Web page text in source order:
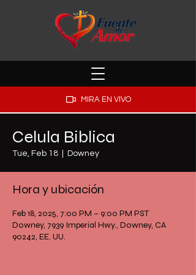
MIRA EN VIVO
Celula Biblica
Tue, Feb 18 Downey
Hora y ubicación
Feb 18, 2025, 7:00 PM – 9:00 PM PST
Downey, 7939 Imperial Hwy., Downey, CA
90242, EE. UU.